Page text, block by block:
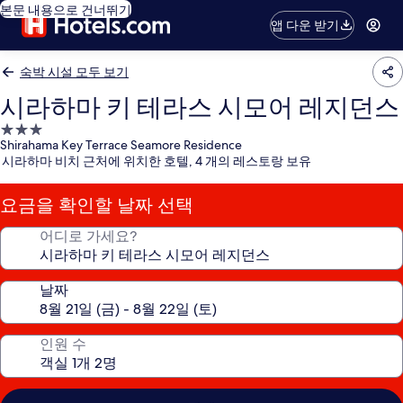
본문 내용으로 건너뛰기
앱 다운 받기
숙박 시설 모두 보기
시라하마 키 테라스 시모어 레지던스
3.0
성
급
숙
박
시
Shirahama Key Terrace Seamore Residence
시라하마 비치 근처에 위치한 호텔, 4 개의 레스토랑 보유
요금을 확인할 날짜 선택
어디로 가세요?
날짜
인원 수